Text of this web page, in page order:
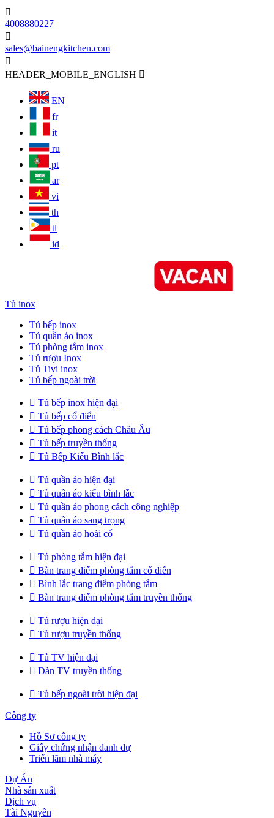

4008880227

sales@bainengkitchen.com

HEADER_MOBILE_ENGLISH 
EN
fr
it
ru
pt
ar
vi
th
tl
id
Tủ inox
Tủ bếp inox
Tủ quần áo inox
Tủ phòng tắm inox
Tủ rượu Inox
Tủ Tivi inox
Tủ bếp ngoài trời
 Tủ bếp inox hiện đại
 Tủ bếp cổ điển
 Tủ bếp phong cách Châu Âu
 Tủ bếp truyền thống
 Tủ Bếp Kiểu Bình lắc
 Tủ quần áo hiện đại
 Tủ quần áo kiểu bình lắc
 Tủ quần áo phong cách công nghiệp
 Tủ quần áo sang trọng
 Tủ quần áo hoài cổ
 Tủ phòng tắm hiện đại
 Bàn trang điểm phòng tắm cổ điển
 Bình lắc trang điểm phòng tắm
 Bàn trang điểm phòng tắm truyền thống
 Tủ rượu hiện đại
 Tủ rượu truyền thống
 Tủ TV hiện đại
 Dàn TV truyền thống
 Tủ bếp ngoài trời hiện đại
Công ty
Hồ Sơ công ty
Giấy chứng nhận danh dự
Triển lãm nhà máy
Dự Án
Nhà sản xuất
Dịch vụ
Tài Nguyên